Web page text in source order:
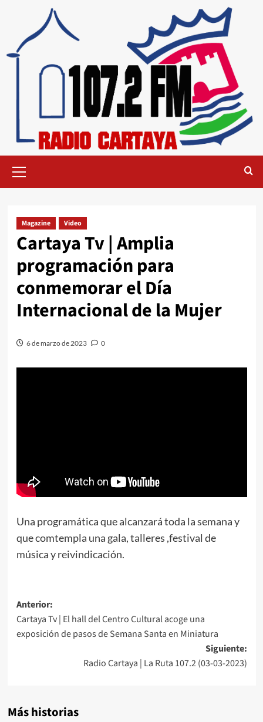
Magazine Video
Cartaya Tv | Amplia
programación para
conmemorar el Día
Internacional de la Mujer
6 de marzo de 2023 0
Una programática que alcanzará toda la semana y
que comtempla una gala, talleres ,festival de
música y reivindicación.
Anterior:
Cartaya Tv | El hall del Centro Cultural acoge una
exposición de pasos de Semana Santa en Miniatura
Siguiente:
Radio Cartaya | La Ruta 107.2 (03-03-2023)
Más historias